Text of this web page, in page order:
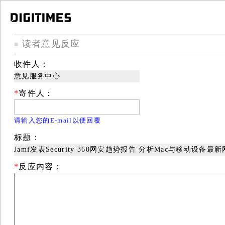
■ 读者意见反应
收件人：
意见服务中心
*寄件人：
请输入您的E-mail以便回覆
标题：
Jamf发表Security 360网安趋势报告 分析Mac与移动设备最新
* 反应内容：